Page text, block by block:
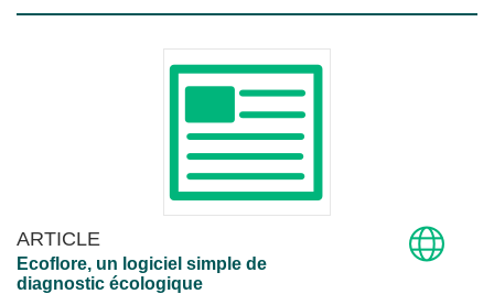
ARTICLE
Ecoflore, un logiciel simple de
diagnostic écologique